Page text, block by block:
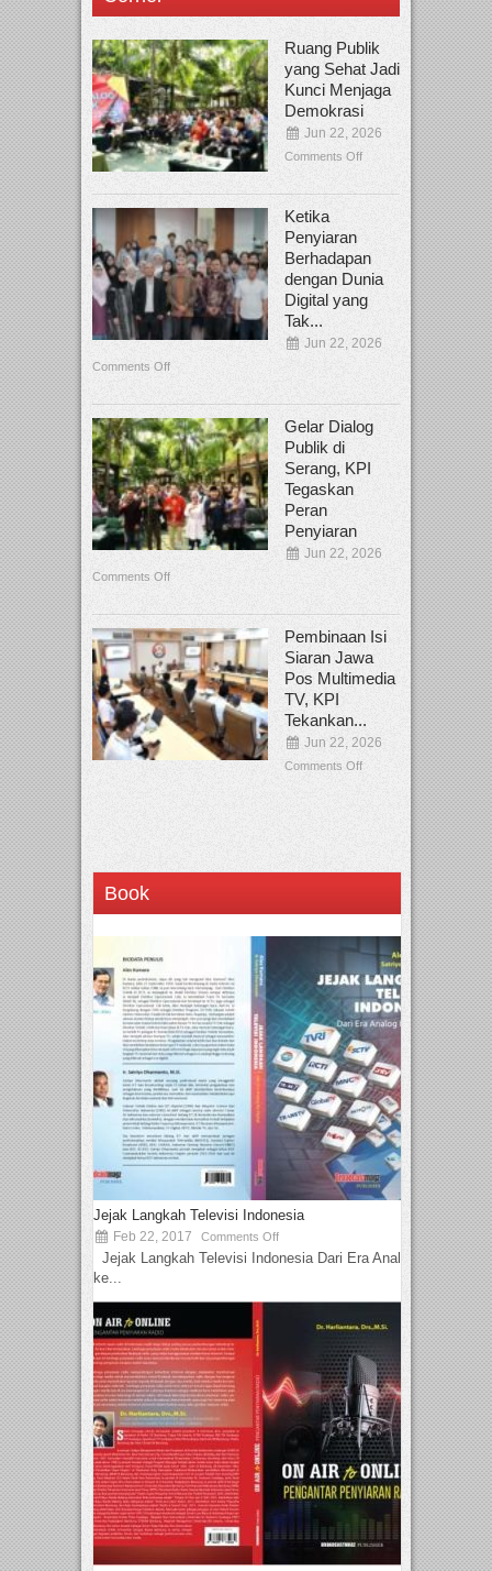
Ruang Publik
yang Sehat Jadi
Kunci Menjaga
Demokrasi
Jun 22, 2026
Comments Off
Ketika
Penyiaran
Berhadapan
dengan Dunia
Digital yang
Tak...
Jun 22, 2026
Comments Off
Gelar Dialog
Publik di
Serang, KPI
Tegaskan
Peran
Penyiaran
Jun 22, 2026
Comments Off
Pembinaan Isi
Siaran Jawa
Pos Multimedia
TV, KPI
Tekankan...
Jun 22, 2026
Comments Off
Book
Jejak Langkah Televisi Indonesia
Feb 22, 2017 Comments Off
Jejak Langkah Televisi Indonesia Dari Era Analog
ke...